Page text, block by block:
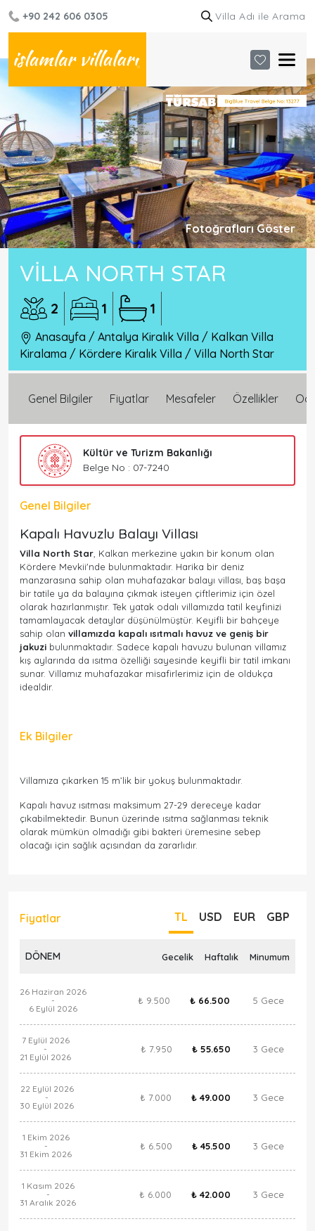
+90 242 606 0305
Fotoğrafları Göster
VILLA NORTH STAR
2 1 1
Anasayfa / Antalya Kiralık Villa / Kalkan Villa
Kiralama / Kördere Kiralık Villa / Villa North Star
Genel Bilgiler Fiyatlar Mesafeler Özellikler
Kültür ve Turizm Bakanlığı
Belge No : 07-7240
Genel Bilgiler
Kapalı Havuzlu Balayı Villası
Villa North Star , Kalkan merkezine yakın bir konum olan
Kördere Mevkii'nde bulunmaktadır. Harika bir deniz
manzarasına sahip olan muhafazakar balayı villası, baş başa
bir tatile ya da balayına çıkmak isteyen çiftlerimiz için özel
olarak hazırlanmıştır. Tek yatak odalı villamızda tatil keyfinizi
tamamlayacak detaylar düşünülmüştür. Keyifli bir bahçeye
sahip olan villamızda kapalı ısıtmalı havuz ve geniş bir
jakuzi bulunmaktadır. Sadece kapalı havuzu bulunan villamız
kış aylarında da ısıtma özelliği sayesinde keyifli bir tatil imkanı
sunar. Villamız muhafazakar misafirlerimiz için de oldukça
idealdir.
Ek Bilgiler
Villamıza çıkarken 15 m’lik bir yokuş bulunmaktadır.
Kapalı havuz ısıtması maksimum 27-29 dereceye kadar
çıkabilmektedir. Bunun üzerinde ısıtma sağlanması teknik
olarak mümkün olmadığı gibi bakteri üremesine sebep
olacağı için sağlık açısından da zararlıdır.
Fiyatlar TL USD EUR GBP
DÖNEM Gecelik Haftalık Minumum
26 Haziran 2026
-
6 Eylül 2026
₺ 9.500 ₺ 66.500 5 Gece
7 Eylül 2026
-
21 Eylül 2026
₺ 7.950 ₺ 55.650 3 Gece
22 Eylül 2026
-
30 Eylül 2026
₺ 7.000 ₺ 49.000 3 Gece
1 Ekim 2026
-
31 Ekim 2026
₺ 6.500 ₺ 45.500 3 Gece
1 Kasım 2026
-
31 Aralık 2026
₺ 6.000 ₺ 42.000 3 Gece